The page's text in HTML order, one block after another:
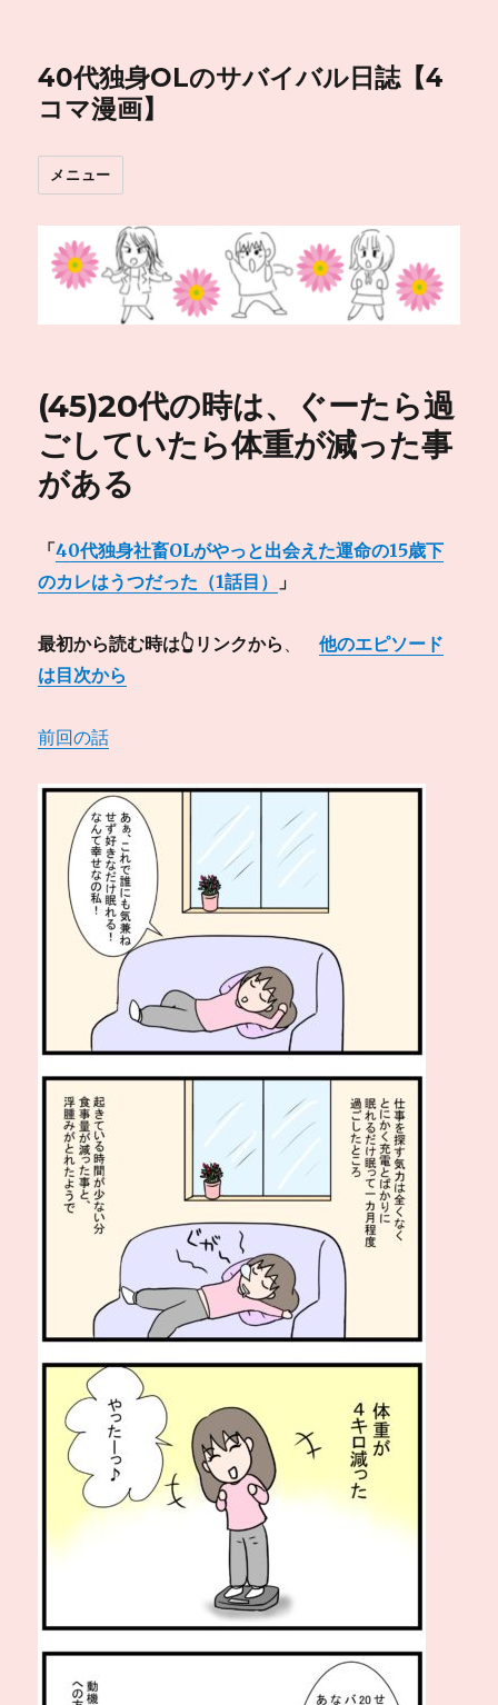
40代独身OLのサバイバル日誌【4
コマ漫画】
メニュー
(45)20代の時は、ぐーたら過
ごしていたら体重が減った事
がある
「40代独身社畜OLがやっと出会えた運命の15歳下
のカレはうつだった（1話目）
」
最初から読む時は👆リンクから 、他のエピソード
は目次から
前回の話